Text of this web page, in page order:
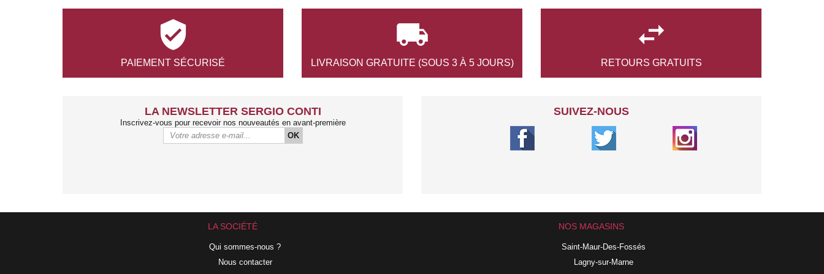

PAIEMENT SÉCURISÉ

LIVRAISON GRATUITE (SOUS 3 À 5 JOURS)

RETOURS GRATUITS
LA NEWSLETTER SERGIO CONTI
Inscrivez-vous pour recevoir nos nouveautés en avant-première
OK
SUIVEZ-NOUS
LA SOCIÉTÉ
Qui sommes-nous ?
Nous contacter
NOS MAGASINS
Saint-Maur-Des-Fossés
Lagny-sur-Marne